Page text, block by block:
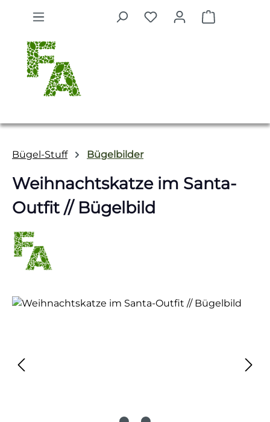
Zum Hauptinhalt springen
Bügel-Stuff Bügelbilder
Weihnachtskatze im Santa-
Outfit // Bügelbild
Bildergalerie überspringen